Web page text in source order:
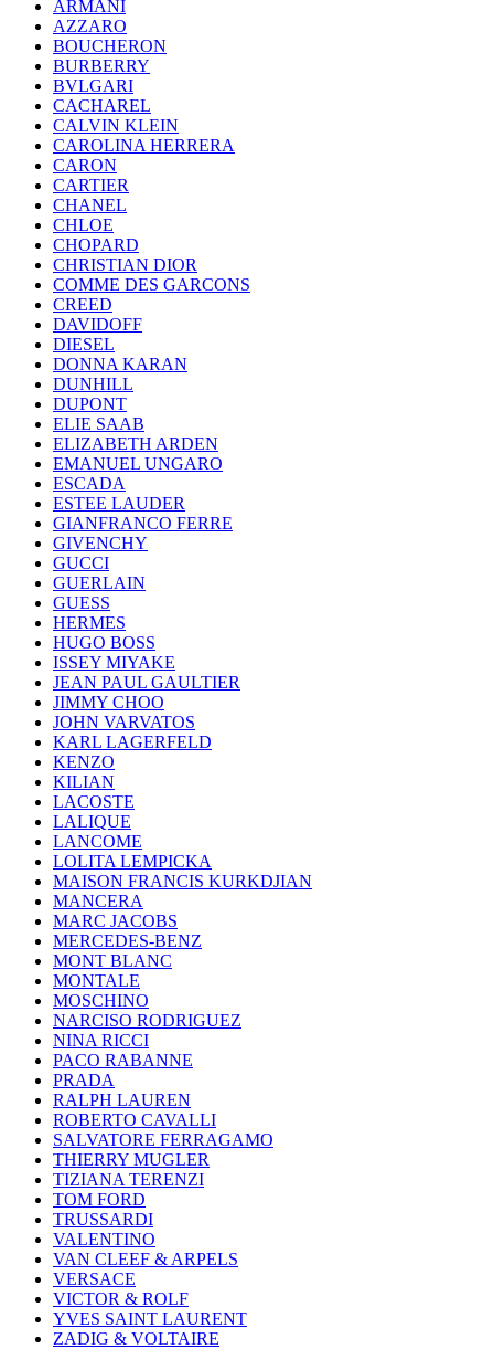
ARMANI
AZZARO
BOUCHERON
BURBERRY
BVLGARI
CACHAREL
CALVIN KLEIN
CAROLINA HERRERA
CARON
CARTIER
CHANEL
CHLOE
CHOPARD
CHRISTIAN DIOR
COMME DES GARCONS
CREED
DAVIDOFF
DIESEL
DONNA KARAN
DUNHILL
DUPONT
ELIE SAAB
ELIZABETH ARDEN
EMANUEL UNGARO
ESCADA
ESTEE LAUDER
GIANFRANCO FERRE
GIVENCHY
GUCCI
GUERLAIN
GUESS
HERMES
HUGO BOSS
ISSEY MIYAKE
JEAN PAUL GAULTIER
JIMMY CHOO
JOHN VARVATOS
KARL LAGERFELD
KENZO
KILIAN
LACOSTE
LALIQUE
LANCOME
LOLITA LEMPICKA
MAISON FRANCIS KURKDJIAN
MANCERA
MARC JACOBS
MERCEDES-BENZ
MONT BLANC
MONTALE
MOSCHINO
NARCISO RODRIGUEZ
NINA RICCI
PACO RABANNE
PRADA
RALPH LAUREN
ROBERTO CAVALLI
SALVATORE FERRAGAMO
THIERRY MUGLER
TIZIANA TERENZI
TOM FORD
TRUSSARDI
VALENTINO
VAN CLEEF & ARPELS
VERSACE
VICTOR & ROLF
YVES SAINT LAURENT
ZADIG & VOLTAIRE